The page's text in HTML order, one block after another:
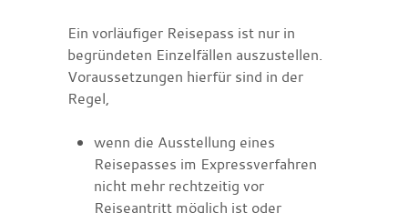
Ein vorläufiger Reisepass ist nur in
begründeten Einzelfällen auszustellen.
Voraussetzungen hierfür sind in der
Regel,
wenn die Ausstellung eines
Reisepasses im Expressverfahren
nicht mehr rechtzeitig vor
Reiseantritt möglich ist oder